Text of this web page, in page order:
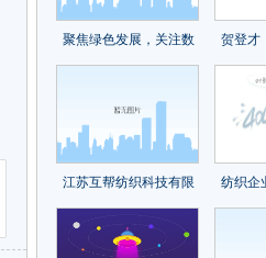
聚焦绿色发展，关注数
字未来！2023国际纺联
贺登才
助力数
江苏互帮纺织科技有限
公司董事长任长邦：互
帮互助，打造国产莱赛
尔民族品牌
纺织企
放”，尤
的经验